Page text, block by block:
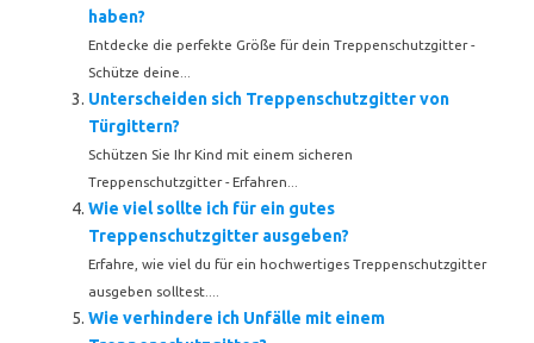
haben?
Entdecke die perfekte Größe für dein Treppenschutzgitter -
Schütze deine...
Unterscheiden sich Treppenschutzgitter von
Türgittern?
Schützen Sie Ihr Kind mit einem sicheren
Treppenschutzgitter - Erfahren...
Wie viel sollte ich für ein gutes
Treppenschutzgitter ausgeben?
Erfahre, wie viel du für ein hochwertiges Treppenschutzgitter
ausgeben solltest....
Wie verhindere ich Unfälle mit einem